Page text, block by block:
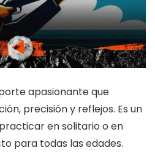
apasionante que
precisión y reflejos. Es un
en solitario o en
para todas las edades.